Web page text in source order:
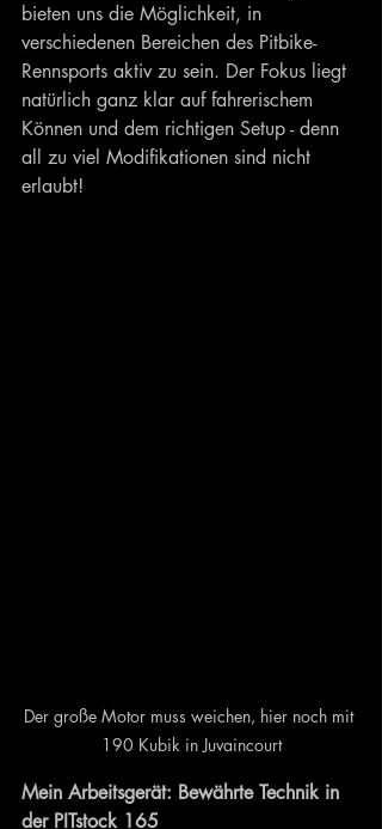
bieten uns die Möglichkeit, in
verschiedenen Bereichen des Pitbike-
Rennsports aktiv zu sein. Der Fokus liegt
natürlich ganz klar auf fahrerischem
Können und dem richtigen Setup - denn
all zu viel Modifikationen sind nicht
erlaubt!
Der große Motor muss weichen, hier noch mit
190 Kubik in Juvaincourt
Mein Arbeitsgerät: Bewährte Technik in
der PITstock 165